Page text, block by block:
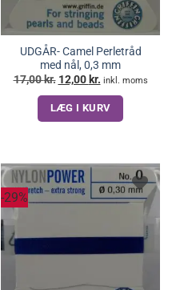
UDGÅR- Camel Perletråd
med nål, 0,3 mm
17,00kr. Den
oprindelige
pris
var:
17,00 kr..
12,00 kr. Den
aktuelle
pris
er:
12,00 kr..
inkl. moms
LÆG I KURV
-29%